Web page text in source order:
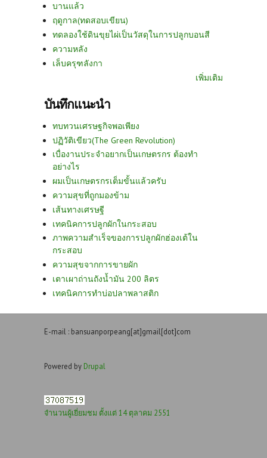
บานแล้ว
ฤดูกาล(ทดสอบเขียน)
ทดลองใช้ดินขุยไผ่เป็นวัสดุในการปลูกบอนสี
ความหลัง
เล็บครุฑลังกา
เพิ่มเติม
บันทึกแนะนำ
ทบทวนเศรษฐกิจพอเพียง
ปฏิวัติเขียว(The Green Revolution)
เบื่องานประจำอยากเป็นเกษตรกร ต้องทำ
อย่างไร
ผมเป็นเกษตรกรเต็มขั้นแล้วครับ
ความสุขที่ถูกมองข้าม
เส้นทางเศรษฐี
เทคนิคการปลูกผักในกระสอบ
ภาพความสำเร็จของการปลูกผักฮ่องเต้ใน
กระสอบ
ความสุขจากการขายผัก
เตาเผาถ่านถังน้ำมัน 200 ลิตร
เทคนิคการทำบ่อปลาพลาสติก
E-mail : bansuanporpeang[at]gmail[dot]com
Powered by Drupal
จำนวนผู้เยี่ยมชม ตั้งแต่ 14 ตุลาคม 2551